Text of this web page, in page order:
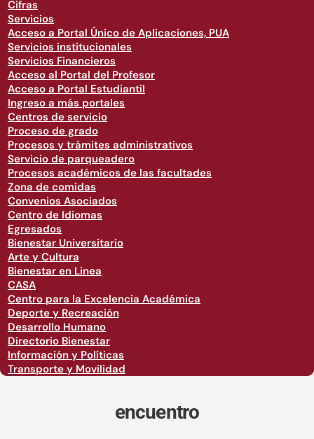
Cifras
Servicios
Acceso a Portal Único de Aplicaciones, PUA
Servicios institucionales
Servicios Financieros
Acceso al Portal del Profesor
Acceso a Portal Estudiantil
Ingreso a más portales
Centros de servicio
Proceso de grado
Procesos y trámites administrativos
Servicio de parqueadero
Procesos académicos de las facultades
Zona de comidas
Convenios Asociados
Centro de Idiomas
Egresados
Bienestar Universitario
Arte y Cultura
Bienestar en Linea
CASA
Centro para la Excelencia Académica
Deporte y Recreación
Desarrollo Humano
Directorio Bienestar
Información y Políticas
Transporte y Movilidad
encuentro